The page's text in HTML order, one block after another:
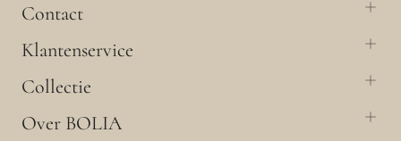
Contact
Klantenservice
Collectie
Over BOLIA